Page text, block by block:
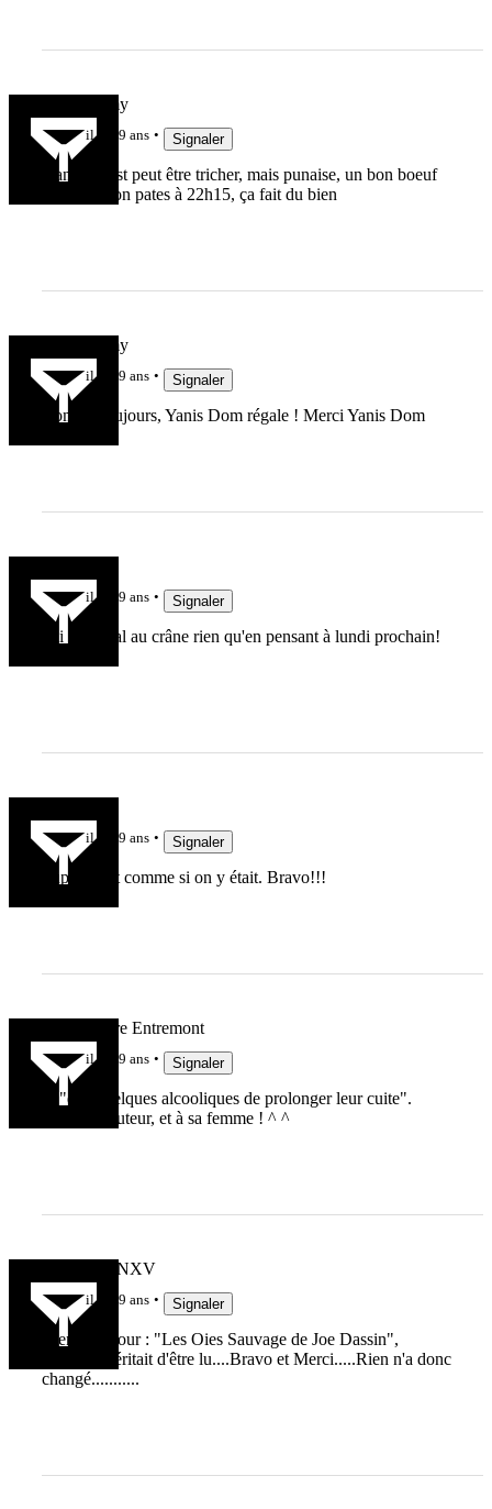
arnaud famy
il y a 9 ans Signaler
manger c'est peut être tricher, mais punaise, un bon boeuf
bourguignon pates à 22h15, ça fait du bien
arnaud famy
il y a 9 ans Signaler
Comme toujours, Yanis Dom régale ! Merci Yanis Dom
il y a 9 ans Signaler
J'ai déjà mal au crâne rien qu'en pensant à lundi prochain!
il y a 9 ans Signaler
Super, c'est comme si on y était. Bravo!!!
Marc Lièvre Entremont
il y a 9 ans Signaler
... "et à quelques alcooliques de prolonger leur cuite".
Bravo à l'auteur, et à sa femme ! ^ ^
MARCFANXV
il y a 9 ans Signaler
Rien que pour : "Les Oies Sauvage de Joe Dassin",
l'Article méritait d'être lu....Bravo et Merci.....Rien n'a donc
changé...........